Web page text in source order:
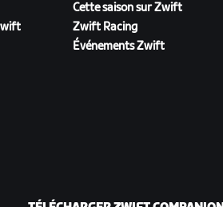
Cette saison sur Zwift
Zwift Racing
Événements Zwift